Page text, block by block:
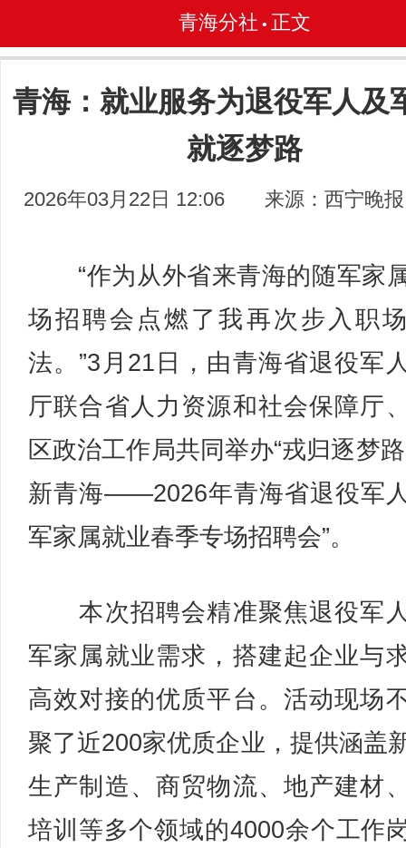
青海分社 • 正文
青海：就业服务为退役军人及
就逐梦路
2026年03月22日 12:06 来源：西宁晚报
“作为从外省来青海的随军家
场招聘会点燃了我再次步入职
法。”3月21日，由青海省退役军
厅联合省人力资源和社会保障厅
区政治工作局共同举办“戎归逐梦
新青海——2026年青海省退役军
军家属就业春季专场招聘会”。
本次招聘会精准聚焦退役军
军家属就业需求，搭建起企业与
高效对接的优质平台。活动现场
聚了近200家优质企业，提供涵盖
生产制造、商贸物流、地产建材
培训等多个领域的4000余个工作